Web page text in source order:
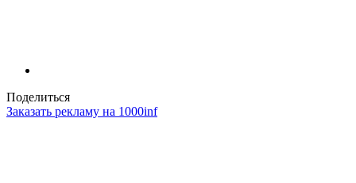
Поделиться
Заказать рекламу на 1000inf